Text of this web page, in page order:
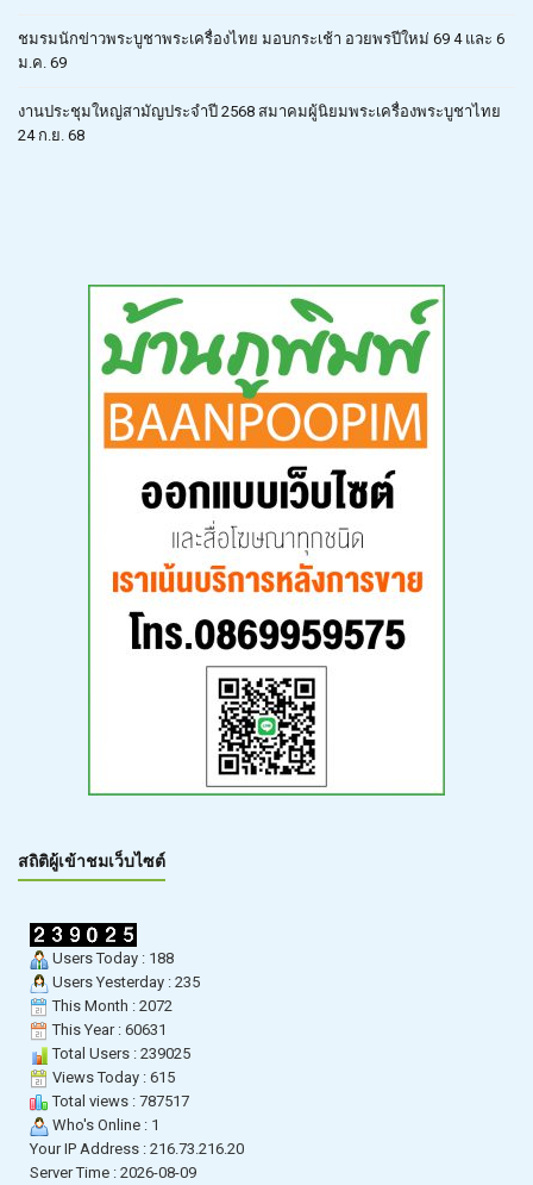
ชมรมนักข่าวพระบูชาพระเครื่องไทย มอบกระเช้า อวยพรปีใหม่ 69 4 และ 6
ม.ค. 69
งานประชุมใหญ่สามัญประจำปี 2568 สมาคมผู้นิยมพระเครื่องพระบูชาไทย
24 ก.ย. 68
สถิติผู้เข้าชมเว็บไซต์
Users Today : 188
Users Yesterday : 235
This Month : 2072
This Year : 60631
Total Users : 239025
Views Today : 615
Total views : 787517
Who's Online : 1
Your IP Address : 216.73.216.20
Server Time : 2026-08-09